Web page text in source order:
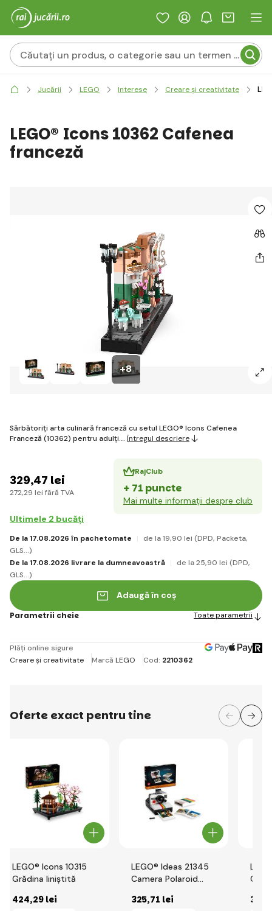
Jucării LEGO Interese Creare și creativitate
+8
LEGO® Icons 10362 Cafenea
franceză
Sărbătoriți arta culinară franceză cu setul LEGO® Icons Cafenea
Franceză (10362) pentru adulți.… Întregul descriere
329,47 lei
272,29 lei fără TVA
RajClub
+ 71 puncte
Mai multe informații despre club
Ultimele 2 bucăți
De la 17.08.2026 în pachetomate de la 19,90 lei (DPD, Packeta,
GLS...)
De la 17.08.2026 livrare la dumneavoastră
de la 25,90 lei (DPD,
GLS...)
Adaugă în coș
Parametrii cheie Toate parametrii
Plăți online sigure
Creare și creativitate
Marcă LEGO Cod: 2210362
Oferte exact pentru tine
LEGO® Icons 10315
Grădina liniștită
424,29 lei
LEGO® Ideas 21345
Camera Polaroid
325,71 lei 396